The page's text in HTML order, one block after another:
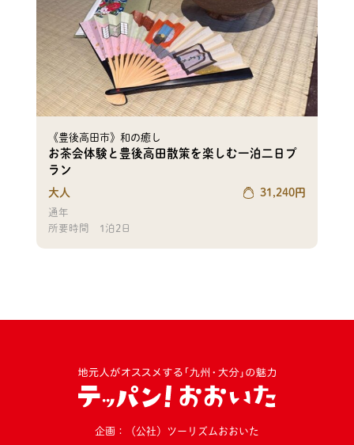
《豊後高田市》和の癒し
お茶会体験と豊後高田散策を楽しむ一泊二日プ
ラン
大人 31,240円
通年
所要時間
1泊2日
企画：（公社）ツーリズムおおいた